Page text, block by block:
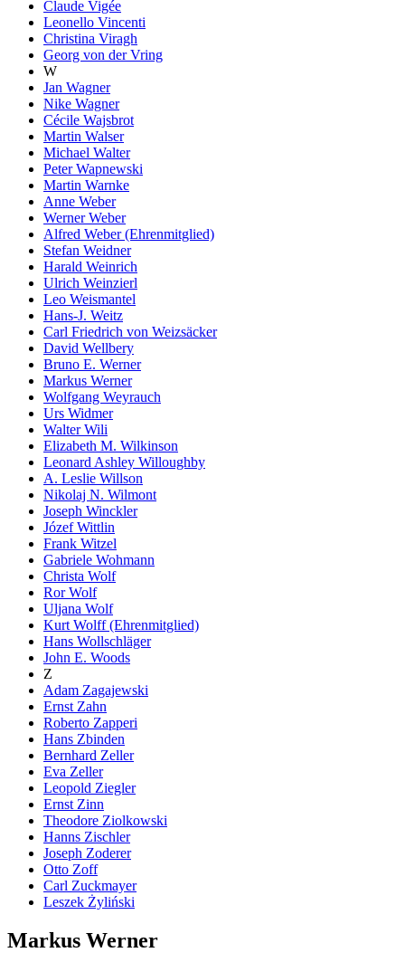
Claude Vigée
Leonello Vincenti
Christina Viragh
Georg von der Vring
W
Jan Wagner
Nike Wagner
Cécile Wajsbrot
Martin Walser
Michael Walter
Peter Wapnewski
Martin Warnke
Anne Weber
Werner Weber
Alfred Weber (Ehrenmitglied)
Stefan Weidner
Harald Weinrich
Ulrich Weinzierl
Leo Weismantel
Hans-J. Weitz
Carl Friedrich von Weizsäcker
David Wellbery
Bruno E. Werner
Markus Werner
Wolfgang Weyrauch
Urs Widmer
Walter Wili
Elizabeth M. Wilkinson
Leonard Ashley Willoughby
A. Leslie Willson
Nikolaj N. Wilmont
Joseph Winckler
Józef Wittlin
Frank Witzel
Gabriele Wohmann
Christa Wolf
Ror Wolf
Uljana Wolf
Kurt Wolff (Ehrenmitglied)
Hans Wollschläger
John E. Woods
Z
Adam Zagajewski
Ernst Zahn
Roberto Zapperi
Hans Zbinden
Bernhard Zeller
Eva Zeller
Leopold Ziegler
Ernst Zinn
Theodore Ziolkowski
Hanns Zischler
Joseph Zoderer
Otto Zoff
Carl Zuckmayer
Leszek Żyliński
Markus Werner